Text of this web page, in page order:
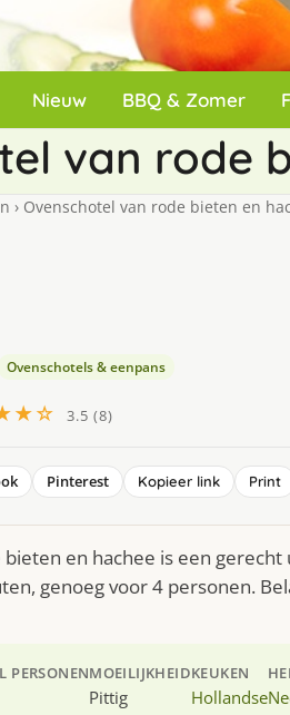
Nieuw BBQ & Zomer
van rode
› Ovenschotel van rode bieten en
Ovenschotels & eenpans
3.5 (8)
Pinterest Kopieer link Print
en hachee is een
genoeg voor 4 personen.
PERSONENMOEILIJKHEID
Pittig
KEUKEN
Hollandse